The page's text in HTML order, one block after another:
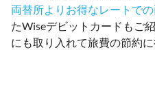
両替所よりお得なレートで
たWiseデビットカードもご
にも取り入れて旅費の節約に